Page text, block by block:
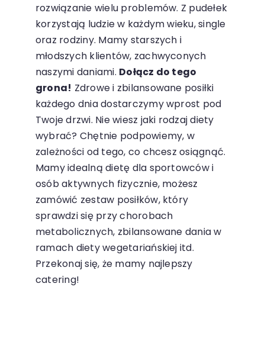
rozwiązanie wielu problemów. Z pudełek
korzystają ludzie w każdym wieku, single
oraz rodziny. Mamy starszych i
młodszych klientów, zachwyconych
naszymi daniami. Dołącz do tego
grona! Zdrowe i zbilansowane posiłki
każdego dnia dostarczymy wprost pod
Twoje drzwi. Nie wiesz jaki rodzaj diety
wybrać? Chętnie podpowiemy, w
zależności od tego, co chcesz osiągnąć.
Mamy idealną dietę dla sportowców i
osób aktywnych fizycznie, możesz
zamówić zestaw posiłków, który
sprawdzi się przy chorobach
metabolicznych, zbilansowane dania w
ramach diety wegetariańskiej itd.
Przekonaj się, że mamy najlepszy
catering!